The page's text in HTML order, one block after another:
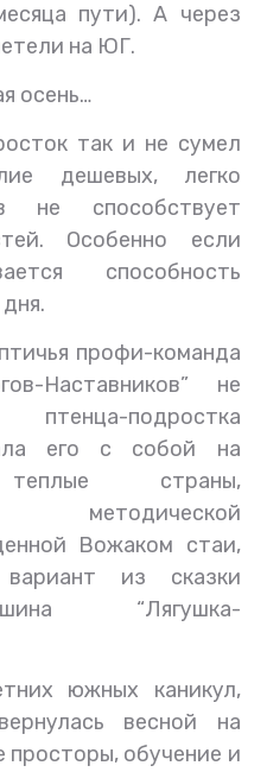
пути). А через
на ЮГ.
осень…
так и не сумел
дешевых, легко
не способствует
Особенно если
способность
профи-команда
Наставников” не
подростка
его с собой на
страны,
методической
Вожаком стаи,
из сказки
“Лягушка-
южных каникул,
весной на
просторы, обучение и